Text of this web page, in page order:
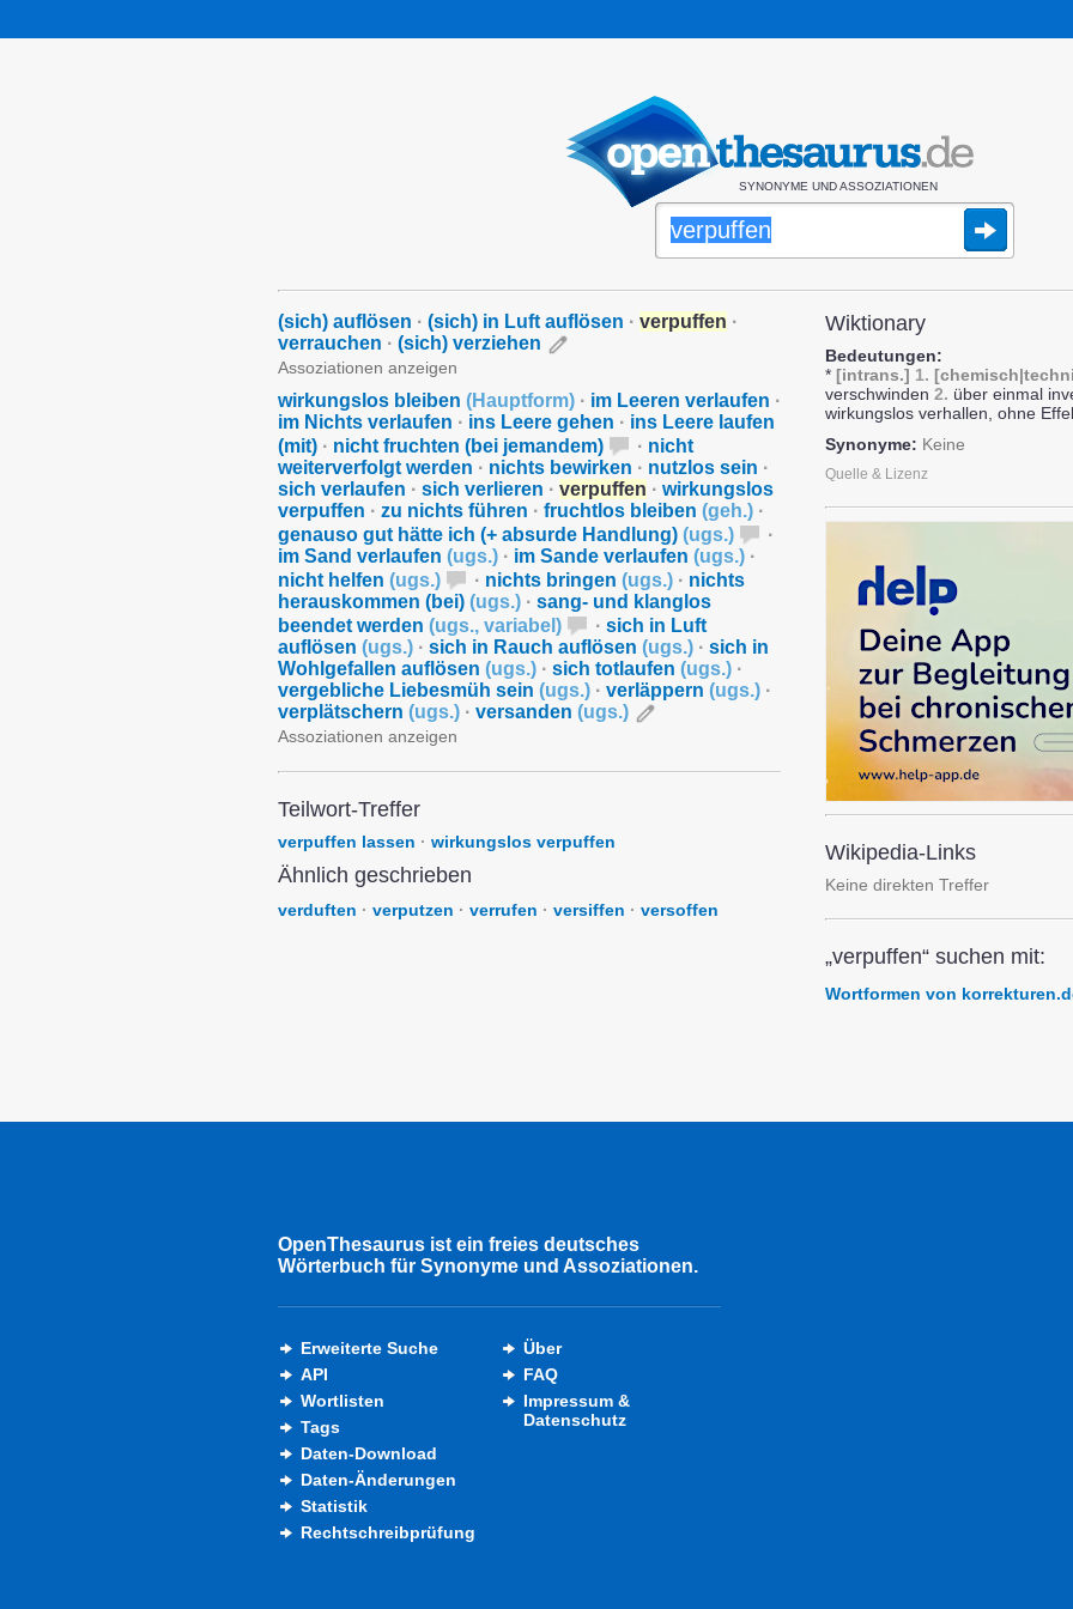
SYNONYME UND ASSOZIATIONEN
(sich) auflösen · (sich) in Luft auflösen · verpuffen ·
verrauchen · (sich) verziehen
Assoziationen anzeigen
wirkungslos bleiben (Hauptform) · im Leeren verlaufen ·
im Nichts verlaufen · ins Leere gehen · ins Leere laufen
(mit) · nicht fruchten (bei jemandem) · nicht
weiterverfolgt werden · nichts bewirken · nutzlos sein ·
sich verlaufen · sich verlieren · verpuffen · wirkungslos
verpuffen · zu nichts führen · fruchtlos bleiben (geh.) ·
genauso gut hätte ich (+ absurde Handlung) (ugs.)
·
im Sand verlaufen (ugs.) · im Sande verlaufen (ugs.) ·
nicht helfen (ugs.) · nichts bringen (ugs.) · nichts
herauskommen (bei) (ugs.) · sang- und klanglos
beendet werden (ugs., variabel ) · sich in Luft
auflösen (ugs.) · sich in Rauch auflösen (ugs.) · sich in
Wohlgefallen auflösen (ugs.) · sich totlaufen (ugs.) ·
vergebliche Liebesmüh sein (ugs.) · verläppern (ugs.) ·
verplätschern (ugs.) · versanden (ugs.)
Assoziationen anzeigen
Teilwort-Treffer
verpuffen lassen · wirkungslos verpuffen
Ähnlich geschrieben
verduften · verputzen · verrufen · versiffen · versoffen
Wiktionary
Bedeutungen:
* [intrans.] 1.
verschwinden 2. über einmal
wirkungslos verhallen, ohne
Synonyme: Keine
Quelle & Lizenz
Wikipedia-Links
Keine direkten Treffer
„verpuffen“ suchen mit:
Wortformen von
OpenThesaurus ist ein freies deutsches
Wörterbuch für Synonyme und Assoziationen.
Erweiterte Suche
API
Wortlisten
Tags
Daten-Download
Daten-Änderungen
Statistik
Rechtschreibprüfung
Über
FAQ
Impressum &
Datenschutz